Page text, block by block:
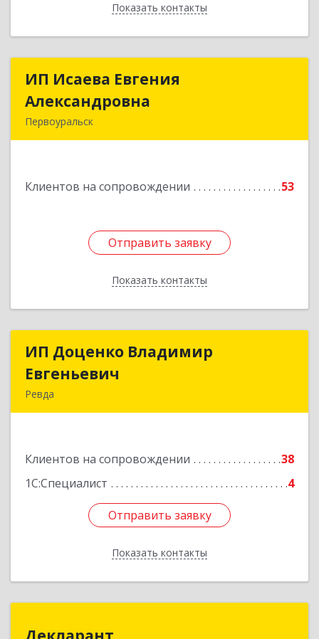
Показать контакты
Назад
ИП Исаева Евгения
Александровна
Первоуральск
Клиентов на сопровождении 53
Отправить заявку
Показать контакты
ИП Исаева Евгения
Отправить заявку
Назад
ИП Доценко Владимир
Евгеньевич
Ревда
Клиентов на сопровождении
38
1С:Специалист
4
Отправить заявку
Показать контакты
ИП Доценко Владимир
Подробнее
Отправить заявку
Назад